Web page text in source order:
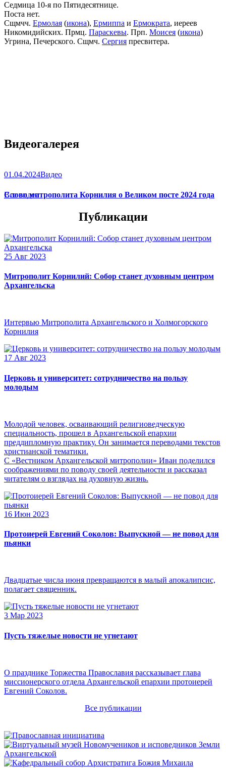
Седмица 10-я по Пятидесятнице.
Поста нет.
Сщмчч. Ермолая (икона), Ермиппа и Ермократа, иереев
Никомидийских. Прмц. Параскевы. Прп. Моисея (икона)
Угрина, Печерского. Сщмч. Сергия пресвитера.
Видеогалерея
01.04.2024Видео
Слово митрополита Корнилия о Великом посте 2024 года
Все видео
Публикации
25 Авг 2023
Митрополит Корнилий: Собор станет духовным центром
Архангельска
Интервью Митрополита Архангельского и Холмогорского
Корнилия
17 Авг 2023
Церковь и университет: сотрудничество на пользу
молодым
Молодой человек, осваивающий религиоведческую
специальность, прошел в Архангельской епархии
преддипломную практику. Он занимается переводами текстов
христианской тематики.
С «Вестником Архангельской митрополии» Иван поделился
соображениями по поводу своей деятельности и рассказал
читателям о взглядах на духовную жизнь.
16 Июн 2023
Протоиерей Евгений Соколов: Выпускной — не повод для
пьянки
Двадцатые числа июня превращаются в малый апокалипсис,
полагает священник.
3 Мар 2023
Пусть тяжелые новости не угнетают
О празднике Торжества Православия рассказывает глава
миссионерского отдела Архангельской епархии протоиерей
Евгений Соколов.
Все публикации